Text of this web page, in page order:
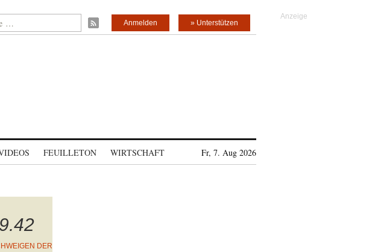
» Unterstützen
Anmelden
FEUILLETON WIRTSCHAFT Fr, 7. Aug 2026
DER